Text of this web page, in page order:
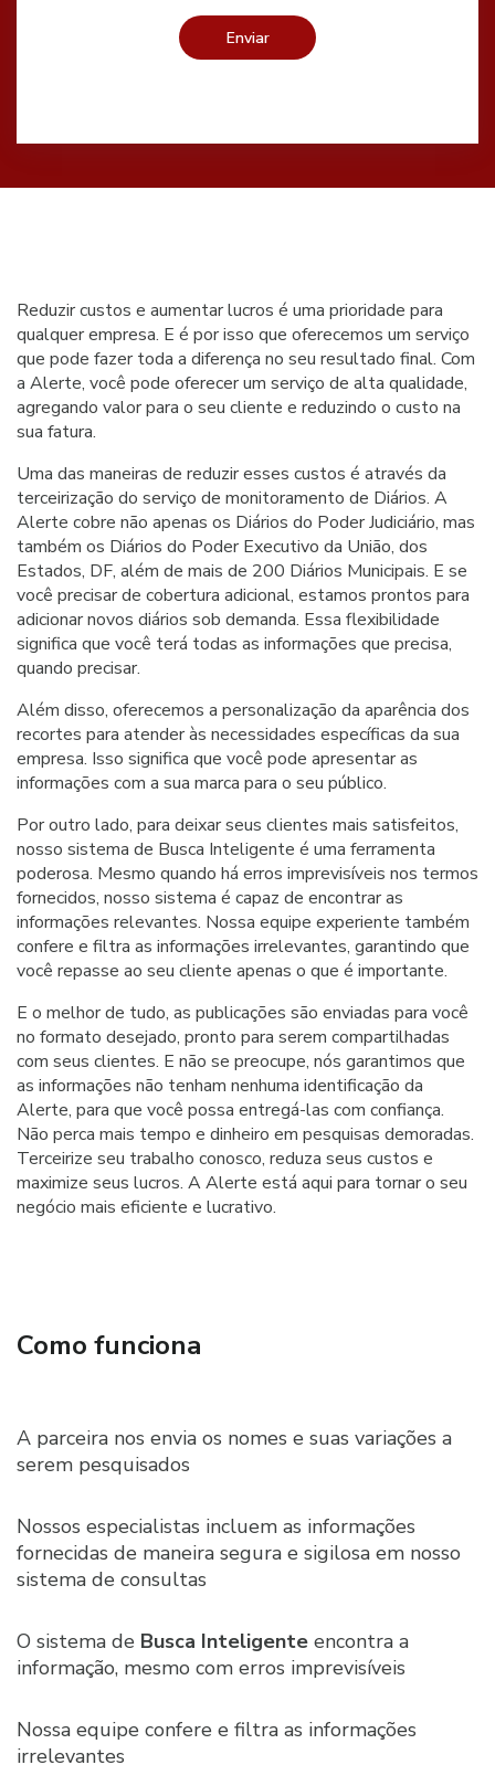
Reduzir custos e aumentar lucros é uma prioridade para
qualquer empresa. E é por isso que oferecemos um serviço
que pode fazer toda a diferença no seu resultado final. Com
a Alerte, você pode oferecer um serviço de alta qualidade,
agregando valor para o seu cliente e reduzindo o custo na
sua fatura.
Uma das maneiras de reduzir esses custos é através da
terceirização do serviço de monitoramento de Diários. A
Alerte cobre não apenas os Diários do Poder Judiciário, mas
também os Diários do Poder Executivo da União, dos
Estados, DF, além de mais de 200 Diários Municipais. E se
você precisar de cobertura adicional, estamos prontos para
adicionar novos diários sob demanda. Essa flexibilidade
significa que você terá todas as informações que precisa,
quando precisar.
Além disso, oferecemos a personalização da aparência dos
recortes para atender às necessidades específicas da sua
empresa. Isso significa que você pode apresentar as
informações com a sua marca para o seu público.
Por outro lado, para deixar seus clientes mais satisfeitos,
nosso sistema de Busca Inteligente é uma ferramenta
poderosa. Mesmo quando há erros imprevisíveis nos termos
fornecidos, nosso sistema é capaz de encontrar as
informações relevantes. Nossa equipe experiente também
confere e filtra as informações irrelevantes, garantindo que
você repasse ao seu cliente apenas o que é importante.
E o melhor de tudo, as publicações são enviadas para você
no formato desejado, pronto para serem compartilhadas
com seus clientes. E não se preocupe, nós garantimos que
as informações não tenham nenhuma identificação da
Alerte, para que você possa entregá-las com confiança.
Não perca mais tempo e dinheiro em pesquisas demoradas.
Terceirize seu trabalho conosco, reduza seus custos e
maximize seus lucros. A Alerte está aqui para tornar o seu
negócio mais eficiente e lucrativo.
Como funciona
A parceira nos envia os nomes e suas variações a
serem pesquisados
Nossos especialistas incluem as informações
fornecidas de maneira segura e sigilosa em nosso
sistema de consultas
O sistema de Busca Inteligente encontra a
informação, mesmo com erros imprevisíveis
Nossa equipe confere e filtra as informações
irrelevantes